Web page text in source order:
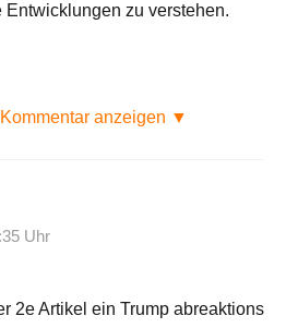
zu verstehen.
anzeigen ▼
Uhr
2e Artikel ein Trump abreaktions